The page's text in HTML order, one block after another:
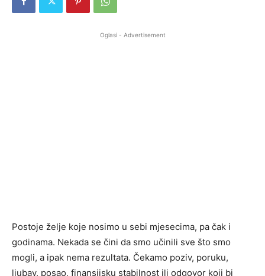
Oglasi - Advertisement
Postoje želje koje nosimo u sebi mjesecima, pa čak i
godinama. Nekada se čini da smo učinili sve što smo
mogli, a ipak nema rezultata. Čekamo poziv, poruku,
ljubav, posao, finansijsku stabilnost ili odgovor koji bi